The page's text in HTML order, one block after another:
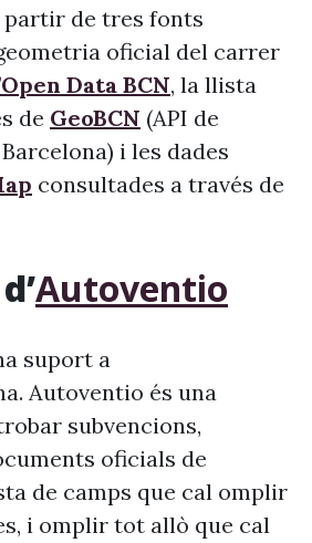
partir de tres fonts
oficial del carrer
Data BCN, la llista
de GeoBCN (API de
i les dades
consultades a través de
Autoventio
suport a
Autoventio és una
subvencions,
oficials de
de camps que cal omplir
i omplir tot allò que cal